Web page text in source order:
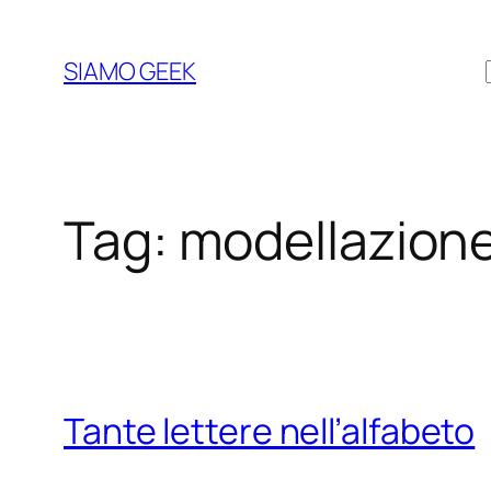
contenuto
SIAMO GEEK
Tag:
Tante lettere nell’alfabeto